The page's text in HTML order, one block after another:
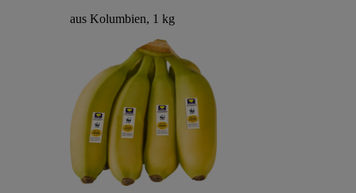
aus Kolumbien, 1 kg